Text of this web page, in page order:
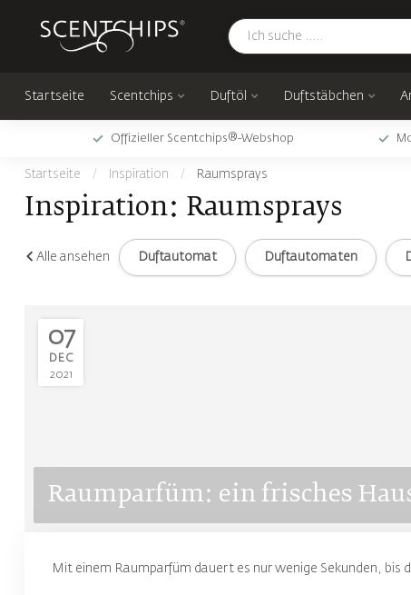
Startseite Scentchips Duftöl Duftstäbchen
Offizieller Scentchips®-Webshop
Startseite / Inspiration / Raumsprays
Inspiration: Raumsprays
Alle ansehen Duftautomat Duftautomaten
07
DEC
2021
Raumparfüm: ein frisches
Mit einem Raumparfüm dauert es nur wenige Sekunden, bis